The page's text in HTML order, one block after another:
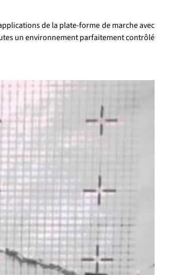
de la plate-forme de marche avec
un environnement parfaitement contrôlé